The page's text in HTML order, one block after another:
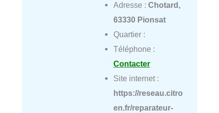
Adresse : Chotard,
63330 Pionsat
Quartier :
Téléphone :
Contacter
Site internet :
https://reseau.citro
en.fr/reparateur-